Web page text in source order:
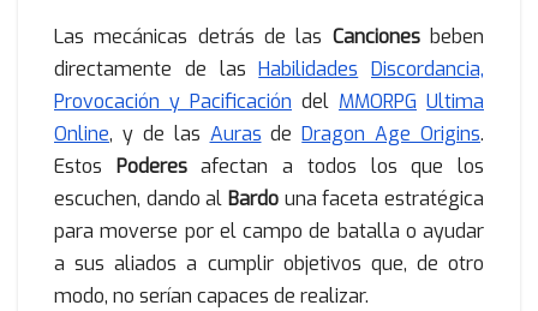
Las mecánicas detrás de las Cancionesbeben
directamente de lasHabilidades Discordancia,
Provocación y Pacificación del MMORPG Ultima
Online, y de las Auras deDragon Age Origins.
Estos Poderesafectan a todos los que los
escuchen, dando al Bardo una faceta estratégica
para moverse por el campo de batalla o ayudar
a sus aliados a cumplir objetivos que, de otro
modo, no serían capaces de realizar.